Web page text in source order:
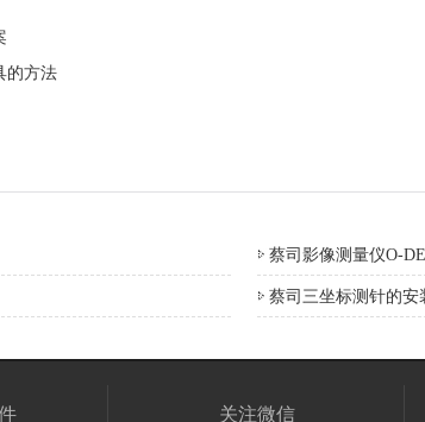
的方法
蔡司影像测量仪O-
蔡司三坐标测针的安
关注微信